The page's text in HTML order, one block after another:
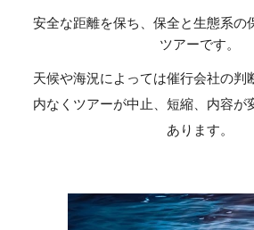
安全な距離を保ち、保全と生態系の
ツアーです。
天候や海況によっては催行会社の判
内なくツアーが中止、短縮、内容が
あります。